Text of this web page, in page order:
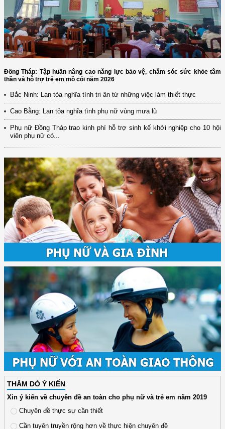
Đồng Tháp: Tập huấn nâng cao năng lực bảo vệ, chăm sóc sức khỏe tâm
thần và hỗ trợ trẻ em mồ côi năm 2026
Bắc Ninh: Lan tỏa nghĩa tình tri ân từ những việc làm thiết thực
Cao Bằng: Lan tỏa nghĩa tình phụ nữ vùng mưa lũ
Phụ nữ Đồng Tháp trao kinh phí hỗ trợ sinh kế khởi nghiệp cho 10 hội
viên phụ nữ có...
THĂM DÒ Ý KIẾN
Xin ý kiến về chuyên đề an toàn cho phụ nữ và trẻ em năm 2019
Chuyên đề thực sự cần thiết
Cần tuyên truyền rộng hơn về thực hiện chuyên đề